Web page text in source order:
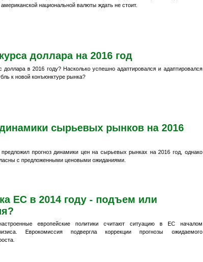
национальной валюты ждать не стоит.
доллара на 2016 год
доллара в 2016 году? Насколько успешно адаптировался и адаптировался
к новой конъюнктуре рынка?
сырьевых рынков на 2016
прогноз динамики цен на сырьевых рынках на 2016 год, однако
с предложенными ценовыми ожиданиями.
ЕС в 2014 году - подъем или
европейские политики считают ситуацию в ЕС началом
Еврокомиссия подвергла коррекции прогнозы ожидаемого